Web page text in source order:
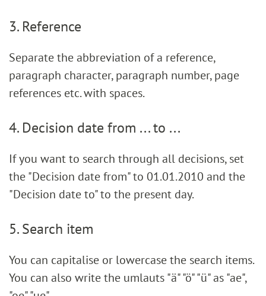
3. Reference
Separate the abbreviation of a reference,
paragraph character, paragraph number, page
references etc. with spaces.
4. Decision date from ... to ...
If you want to search through all decisions, set
the "Decision date from" to 01.01.2010 and the
"Decision date to" to the present day.
5. Search item
You can capitalise or lowercase the search items.
You can also write the umlauts "ä" "ö" "ü" as "ae",